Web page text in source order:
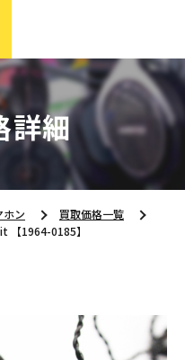
詳細
ン
買取価格一覧
【1964-0185】